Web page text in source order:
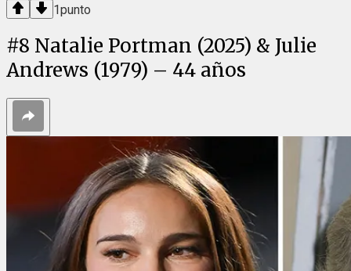
1punto
#8 Natalie Portman (2025) & Julie
Andrews (1979) – 44 años